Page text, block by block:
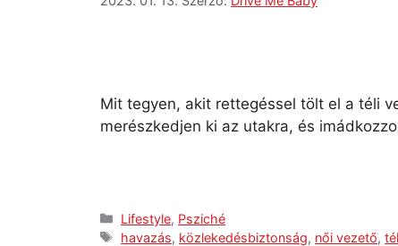
Mit tegyen, akit rettegéssel tölt el a téli
merészkedjen ki az utakra, és
Lifestyle, Psziché
havazás, közlekedésbiztonság, női vezető,